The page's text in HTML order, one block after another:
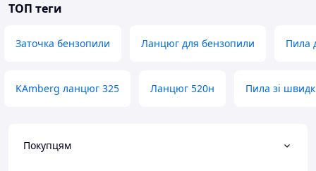
ТОП теги
Заточка бензопили Ланцюг для бензопили Пила
KAmberg ланцюг 325 Ланцюг 520н Пила зі
Покупцям